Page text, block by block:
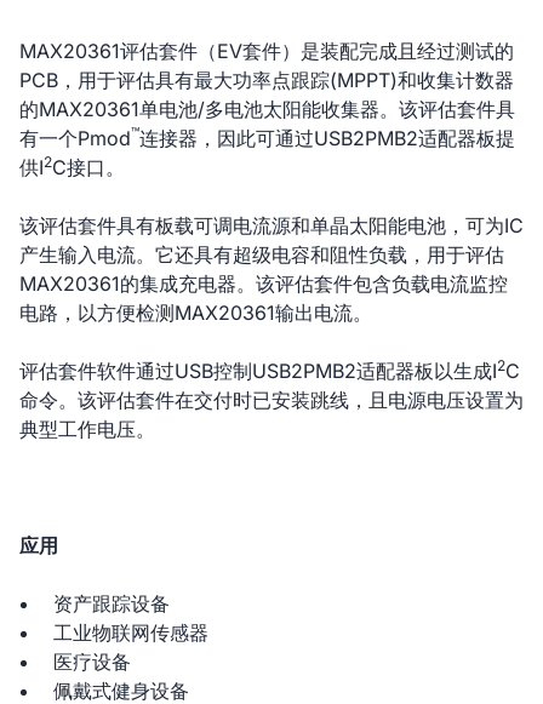
MAX20361评估套件（EV套件）是装配完成且经过测试的
PCB，用于评估具有最大功率点跟踪(MPPT)和收集计数器
的MAX20361单电池/多电池太阳能收集器。该评估套件具
有一个Pmod™连接器，因此可通过USB2PMB2适配器板提
供I2C接口。
该评估套件具有板载可调电流源和单晶太阳能电池，可为IC
产生输入电流。它还具有超级电容和阻性负载，用于评估
MAX20361的集成充电器。该评估套件包含负载电流监控
电路，以方便检测MAX20361输出电流。
评估套件软件通过USB控制USB2PMB2适配器板以生成I2C
命令。该评估套件在交付时已安装跳线，且电源电压设置为
典型工作电压。
应用
资产跟踪设备
工业物联网传感器
医疗设备
佩戴式健身设备